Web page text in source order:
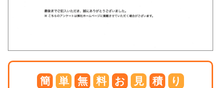
簡 単 無 料 お 見 積 り